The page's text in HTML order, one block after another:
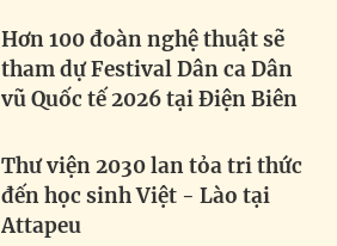
Hơn 100 đoàn nghệ thuật sẽ
tham dự Festival Dân ca Dân
vũ Quốc tế 2026 tại Điện Biên
Thư viện 2030 lan tỏa tri thức
đến học sinh Việt - Lào tại
Attapeu